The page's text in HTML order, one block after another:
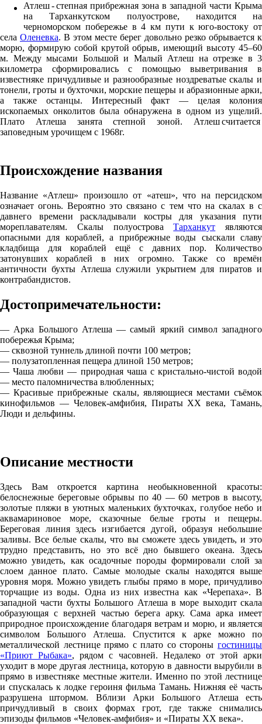
Атлеш - степная прибрежная зона в западной части Крыма
на Тарханкутском полуострове, находится на
черноморском побережье в 4 км пути к юго-востоку от
села Оленевка. В этом месте берег довольно резко обрывается к
морю, формирую собой крутой обрыв, имеющий высоту 45–60
м. Между мысами Большой и Малый Атлеш на отрезке в 3
километра сформировались с помощью выветривания в
известняке причудливые и разнообразные ноздреватые скалы и
тонели, гроты и бухточки, морские пещеры и абразионные арки,
а также останцы. Интересный факт — целая колония
ископаемых онколитов была обнаружена в одном из ущелий.
Плато Атлеша занята степной зоной. Атлеш считается
заповедным урочищем с 1968г.
Происхождение названия
Название «Атлеш» произошло от «атеш», что на персидском
означает огонь. Вероятно это связано с тем что на скалах в с
давнего времени раскладывали костры для указания пути
мореплавателям. Скалы полуостроваТарханкут являются
опасными для кораблей, а прибрежные воды сыскали славу
кладбища для кораблей ещё с давних пор. Количество
затонувших кораблей в них огромно. Также со времён
античности бухты Атлеша служили укрытием для пиратов и
контрабандистов.
Достопримечательности:
— Арка Большого Атлеша — самый яркий символ западного
побережья Крыма;
— сквозной туннель длиной почти 100 метров;
— полузатопленная пещера длиной 150 метров;
— Чаша любви — природная чаша с кристально-чистой водой
— место паломничества влюбленных;
— Красивые прибрежные скалы, являющиеся местами съёмок
кинофильмов — Человек-амфибия, Пираты XX века, Тамань,
Люди и дельфины.
Описание местности
Здесь Вам откроется картина необыкновенной красоты:
белоснежные береговые обрывы по 40 — 60 метров в высоту,
золотые пляжи в уютных маленьких бухточках, голубое небо и
аквамариновое море, сказочные белые гроты и пещеры.
Береговая линия здесь изгибается дугой, образуя небольшие
заливы. Все белые скалы, что вы сможете здесь увидеть, и это
трудно представить, но это всё дно бывшего океана. Здесь
можно увидеть, как осадочные породы формировали слой за
слоем данное плато. Самые молодые скалы находятся выше
уровня моря. Можно увидеть глыбы прямо в море, причудливо
торчащие из воды. Одна из них известна как «Черепаха». В
западной части бухты Большого Атлеша в море выходит скала
образующая с верхней частью берега арку. Сама арка имеет
природное происхождение благодаря ветрам и морю, и является
символом Большого Атлеша. Спустится к арке можно по
металлической лестнице прямо с плато со стороны гостиницы
«Приют Рыбака», рядом с часовней. Недалеко от этой арки
уходит в море другая лестница, которую в давности вырубили в
прямо в известняке местные жители. Именно по этой лестнице
и спускалась к лодке героиня фильма Тамань. Нижняя её часть
разрушена штормом. Вблизи Арки Большого Атлеша есть
причудливый в своих формах грот, где также снимались
эпизоды фильмов «Человек-амфибия» и «Пираты XX века».